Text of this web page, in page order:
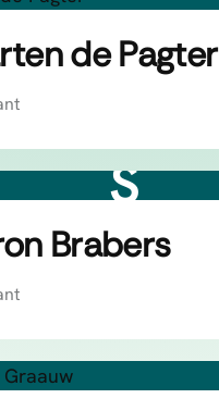
de Pagter
S
Brabers